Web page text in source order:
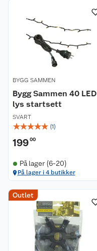
BYGG SAMMEN
Bygg Sammen 40 LED
lys startsett
SVART
☆☆☆☆☆ (1)
19900
På lager (6-20)
På lager i 4 butikker
Outlet